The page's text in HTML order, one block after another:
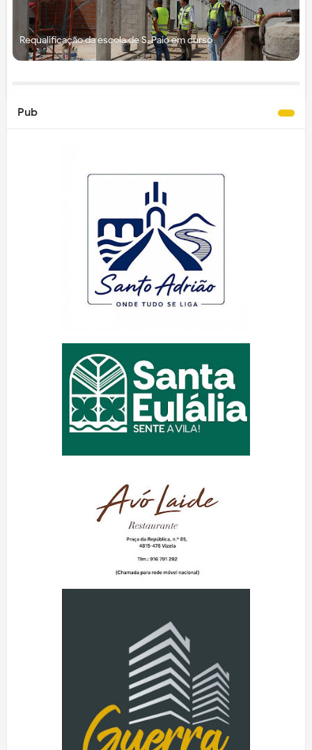
Requalificação da escola de S. Paio em curso
Pub